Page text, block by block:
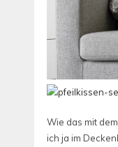
Wie das mit
ich ja im